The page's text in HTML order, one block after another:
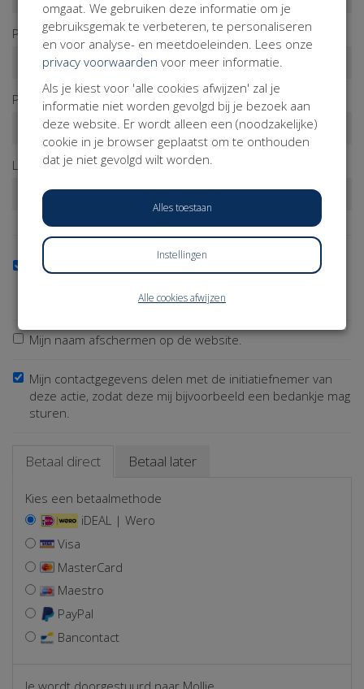
Postcode*
Plaats*
Land*
Ja, ik wil de nieuwsbrief ontvangen
Mijn naam afschermen op de website.
Mijn contactgegevens delen met de initiatiefnemer van
deze actie, zodat deze mij bijvoorbeeld een bedankje mag
sturen.
Betaal direct Betaal later
Kies een betaalmethode
iDEAL | Wero
Visa
MasterCard
Maestro
PayPal
Bancontact
omgaat. We gebruiken deze informatie om je
gebruiksgemak te verbeteren, te personaliseren
en voor analyse- en meetdoeleinden. Lees onze
privacy voorwaarden voor meer informatie.
Als je kiest voor 'alle cookies afwijzen' zal je
informatie niet worden gevolgd bij je bezoek aan
deze website. Er wordt alleen een (noodzakelijke)
cookie in je browser geplaatst om te onthouden
dat je niet gevolgd wilt worden.
Alles toestaan
Instellingen
Alle cookies afwijzen